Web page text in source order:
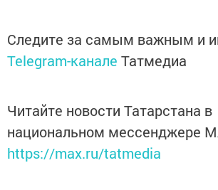
Следите за самым важным и
Telegram-канале Татмедиа
Читайте новости Татарстана в
национальном мессенджере
https://max.ru/tatmedia